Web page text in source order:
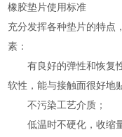
橡胶垫片使用标准
充分发挥各种垫片的特点
素：
有良好的弹性和恢复性
软性，能与接触面很好地
不污染工艺介质；
低温时不硬化，收缩量